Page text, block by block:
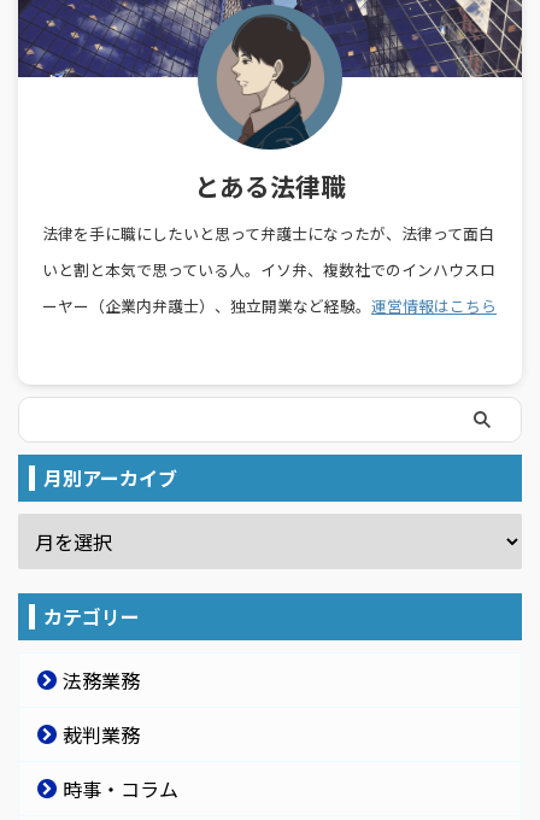
とある法律職
法律を手に職にしたいと思って弁護士になったが、法律って面白
いと割と本気で思っている人。イソ弁、複数社でのインハウスロ
ーヤー（企業内弁護士）、独立開業など経験。 運営情報はこちら
月別アーカイブ
カテゴリー
法務業務
裁判業務
時事・コラム